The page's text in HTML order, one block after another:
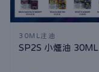
30ML注油
SP2S 小煙油 30ML